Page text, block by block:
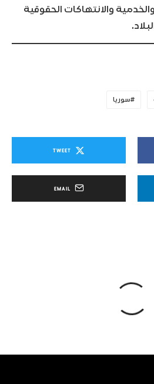
والانتهاكات الحقوقية
سوريا
TWEET
EMAIL